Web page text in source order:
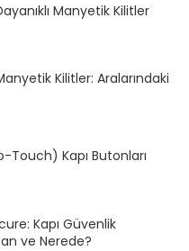
Manyetik Kilitler
Kilitler: Aralarındaki
Touch) Kapı Butonları
Kapı Güvenlik
ve Nerede?